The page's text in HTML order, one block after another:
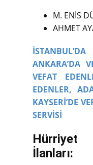
M. ENİS
AHMET
ANKARA’DA
VEFAT
EDENLER,
KAYSERİ’DE
SERVİSİ
Hürriyet
İlanları: